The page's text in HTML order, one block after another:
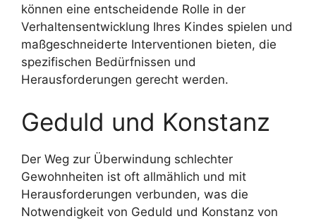
können eine entscheidende Rolle in der
Verhaltensentwicklung Ihres Kindes spielen und
maßgeschneiderte Interventionen bieten, die
spezifischen Bedürfnissen und
Herausforderungen gerecht werden.
Geduld und Konstanz
Der Weg zur Überwindung schlechter
Gewohnheiten ist oft allmählich und mit
Herausforderungen verbunden, was die
Notwendigkeit von Geduld und Konstanz von